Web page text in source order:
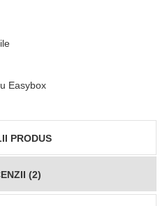
Easybox
PRODUS
(2)